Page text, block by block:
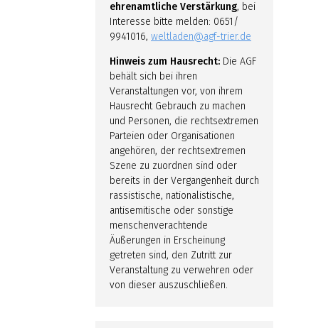
ehrenamtliche Verstärkung, bei
Interesse bitte melden: 0651/
9941016, weltladen@agf-trier.de
Hinweis zum Hausrecht: Die AGF
behält sich bei ihren
Veranstaltungen vor, von ihrem
Hausrecht Gebrauch zu machen
und Personen, die rechtsextremen
Parteien oder Organisationen
angehören, der rechtsextremen
Szene zu zuordnen sind oder
bereits in der Vergangenheit durch
rassistische, nationalistische,
antisemitische oder sonstige
menschenverachtende
Äußerungen in Erscheinung
getreten sind, den Zutritt zur
Veranstaltung zu verwehren oder
von dieser auszuschließen.